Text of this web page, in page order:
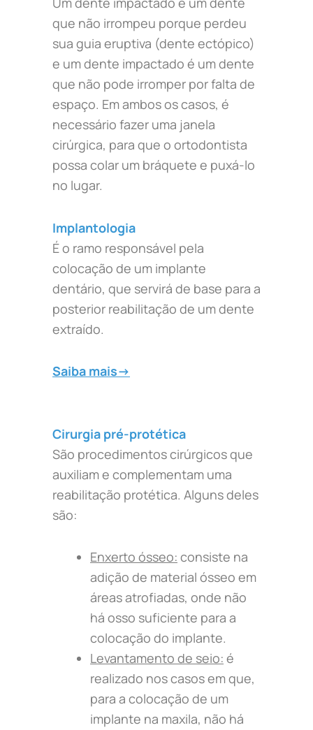
que não irrompeu porque perdeu
sua guia eruptiva (dente ectópico)
e um dente impactado é um dente
que não pode irromper por falta de
espaço. Em ambos os casos, é
necessário fazer uma janela
cirúrgica, para que o ortodontista
possa colar um bráquete e puxá-lo
no lugar.
Implantologia
É o ramo responsável pela
colocação de um implante
dentário, que servirá de base para a
posterior reabilitação de um dente
extraído.
Saiba mais->
Cirurgia pré-protética
São procedimentos cirúrgicos que
auxiliam e complementam uma
reabilitação protética. Alguns deles
são:
Enxerto ósseo: consiste na
adição de material ósseo em
áreas atrofiadas, onde não
há osso suficiente para a
colocação do implante.
Levantamento de seio: é
realizado nos casos em que,
para a colocação de um
implante na maxila, não há